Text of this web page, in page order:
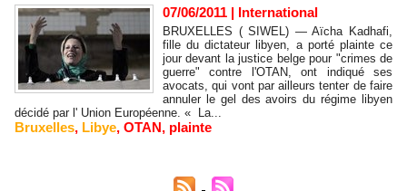
07/06/2011 | International
BRUXELLES ( SIWEL) — Aïcha Kadhafi,
fille du dictateur libyen, a porté plainte ce
jour devant la justice belge pour "crimes de
guerre" contre l'OTAN, ont indiqué ses
avocats, qui vont par ailleurs tenter de faire
annuler le gel des avoirs du régime libyen
décidé par l' Union Européenne. « La...
Bruxelles, Libye, OTAN, plainte